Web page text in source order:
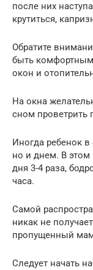
после них
крутиться,
Обратите
быть
окон и
На окна
сном проветрить
Иногда ребенок
но и днем. В этом
дня 3-4 раза,
часа.
Самой
никак не
пропущенный
Следует начать